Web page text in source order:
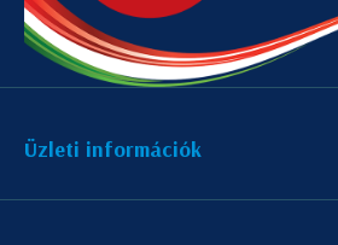
Üzleti információk